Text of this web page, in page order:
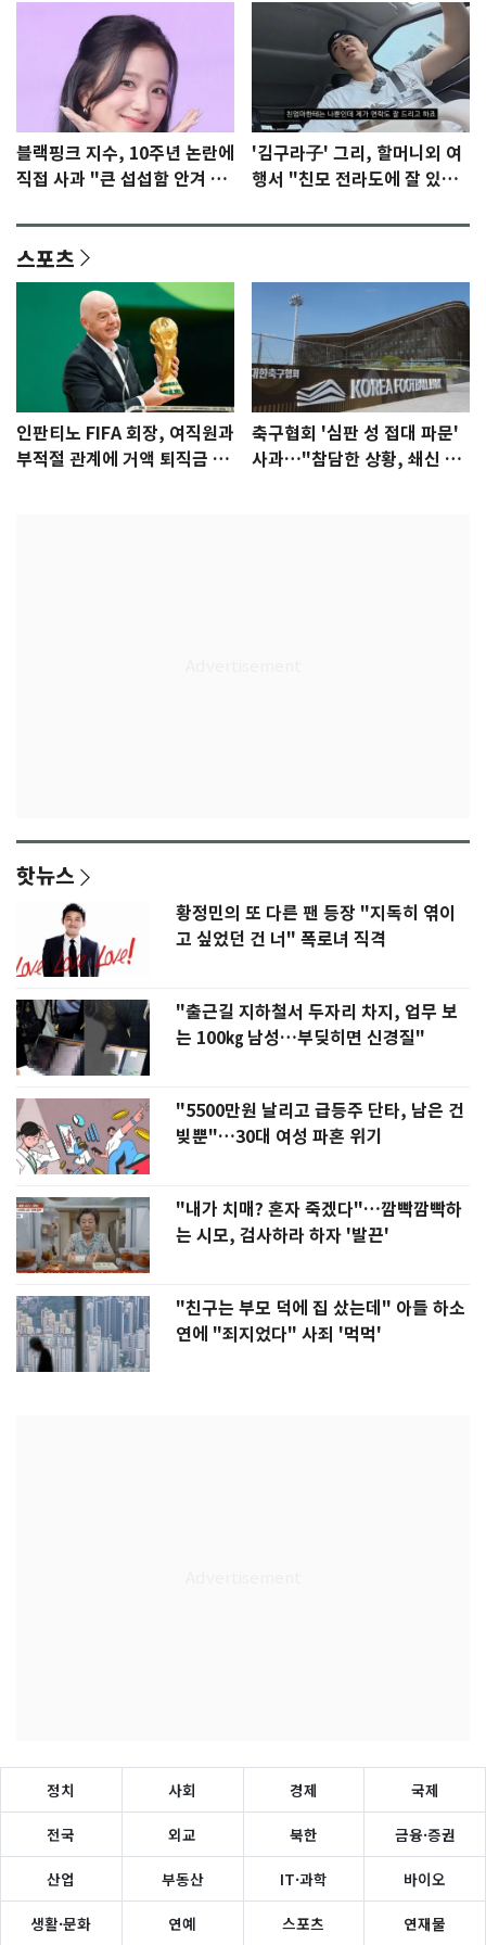
블랙핑크 지수, 10주년 논란에
직접 사과 "큰 섭섭함 안겨 미
'김구라子' 그리, 할머니외 여
행서 "친모 전라도에 잘 있
스포츠
인판티노 FIFA 회장, 여직원과
부적절 관계에 거액 퇴직금 지
축구협회 '심판 성 접대 파문'
사과…"참담한 상황, 쇄신 약
핫뉴스
황정민의 또 다른 팬 등장 "지독히 엮이
고 싶었던 건 너" 폭로녀 직격
"출근길 지하철서 두자리 차지, 업무 보
는 100㎏ 남성…부딪히면 신경질"
"5500만원 날리고 급등주 단타, 남은 건
빚뿐"…30대 여성 파혼 위기
"내가 치매? 혼자 죽겠다"…깜빡깜빡하
는 시모, 검사하라 하자 '발끈'
"친구는 부모 덕에 집 샀는데" 아들 하소
연에 "죄지었다" 사죄 '먹먹'
정치 사회 경제 국제
전국 외교 북한 금융·증권
산업 부동산 IT·과학 바이오
생활·문화 연예 스포츠 연재물